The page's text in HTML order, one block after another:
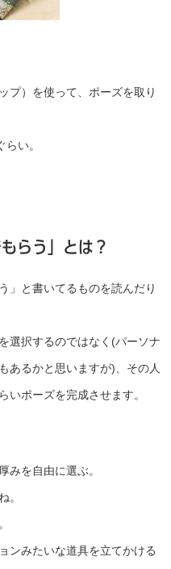
プ）を使って、ポーズを取り
い。
らう」とは？
」と書いてるものを読んだり
選択するのではなく(パーソナ
あるかと思いますが)、その人
いポーズを完成させます。
みを自由に選ぶ。
。
ンみたいな道具を立てかける